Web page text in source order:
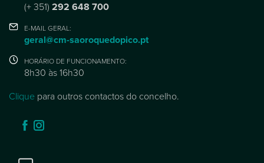
(+ 351) 292 648 700
E-MAIL GERAL:
geral@cm-saoroquedopico.pt
HORÁRIO DE FUNCIONAMENTO:
8h30 às 16h30
Clique para outros contactos do concelho.